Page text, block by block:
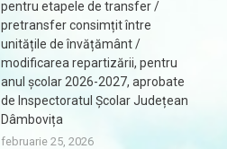
pentru etapele de transfer /
pretransfer consimțit între
unitățile de învățământ /
modificarea repartizării, pentru
anul școlar 2026-2027, aprobate
de Inspectoratul Școlar Județean
Dâmbovița
februarie 25, 2026